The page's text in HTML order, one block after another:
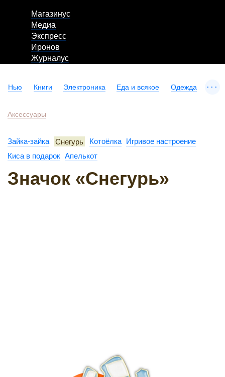
Магазинус
Медиа
Экспресс
Иронов
Журналус
Нью Книги Электроника Еда и всякое Одежда ...
Аксессуары
Зайка-зайка Снегурь Котоёлка Игривое настроение
Киса в подарок Апелькот
Значок «Снегурь»